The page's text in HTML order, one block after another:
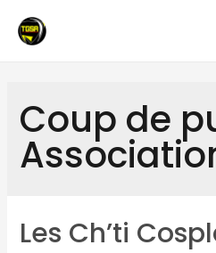
Coup de
Les Ch’ti